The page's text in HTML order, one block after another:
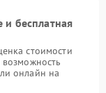
и бесплатная
стоимости
возможность
онлайн на